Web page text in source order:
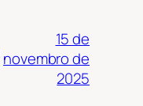
15 de
novembro de
2025